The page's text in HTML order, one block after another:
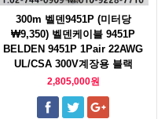
300m 벨덴9451P (미터당
₩9,350) 벨덴케이블 9451P
BELDEN 9451P 1Pair 22AWG
UL/CSA 300V계장용 블랙
2,805,000원